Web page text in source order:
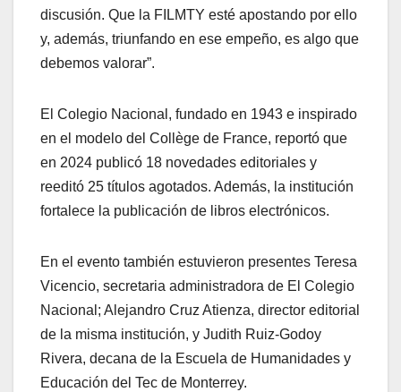
discusión. Que la FILMTY esté apostando por ello
y, además, triunfando en ese empeño, es algo que
debemos valorar”.
El Colegio Nacional, fundado en 1943 e inspirado
en el modelo del Collège de France, reportó que
en 2024 publicó 18 novedades editoriales y
reeditó 25 títulos agotados. Además, la institución
fortalece la publicación de libros electrónicos.
En el evento también estuvieron presentes Teresa
Vicencio, secretaria administradora de El Colegio
Nacional; Alejandro Cruz Atienza, director editorial
de la misma institución, y Judith Ruiz-Godoy
Rivera, decana de la Escuela de Humanidades y
Educación del Tec de Monterrey.